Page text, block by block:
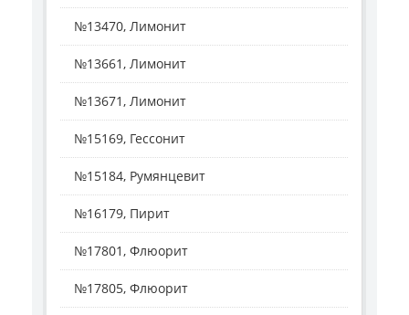
№13470, Лимонит
№13661, Лимонит
№13671, Лимонит
№15169, Гессонит
№15184, Румянцевит
№16179, Пирит
№17801, Флюорит
№17805, Флюорит